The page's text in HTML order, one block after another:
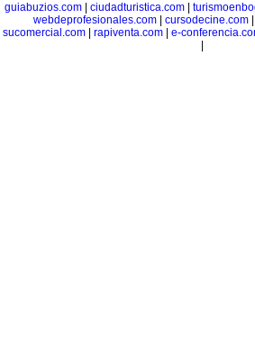
guiabuzios.com| ciudadturistica.com|
webdeprofesionales.com| cursodecine.com
sucomercial.com
rapiventa.com
e-